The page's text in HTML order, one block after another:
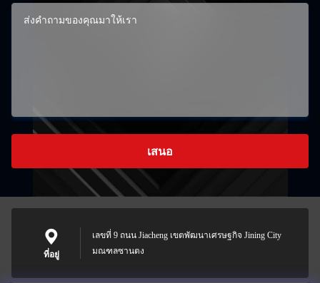
เสนอ
ที่อยู่
เลขที่ 9 ถนน Jiacheng เขตพัฒนาเศรษฐกิจ Jining City
มณฑลซานตง